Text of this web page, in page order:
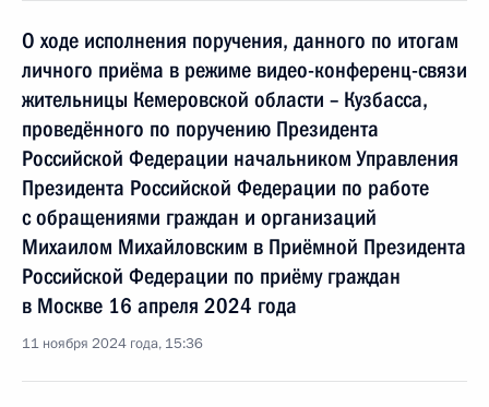
О ходе исполнения поручения, данного по итогам
личного приёма в режиме видео-конференц-связи
жительницы Кемеровской области – Кузбасса,
проведённого по поручению Президента
Российской Федерации начальником Управления
Президента Российской Федерации по работе
с обращениями граждан и организаций
Михаилом Михайловским в Приёмной Президента
Российской Федерации по приёму граждан
в Москве 16 апреля 2024 года
11 ноября 2024 года, 15:36